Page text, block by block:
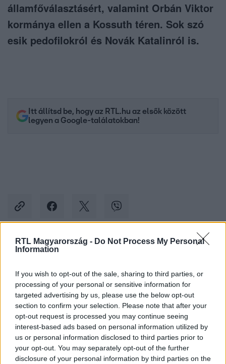
RTL Magyarország - Do Not Process My Personal
Information
If you wish to opt-out of the sale, sharing to third parties, or
processing of your personal or sensitive information for
targeted advertising by us, please use the below opt-out
section to confirm your selection. Please note that after your
opt-out request is processed you may continue seeing
interest-based ads based on personal information utilized by
us or personal information disclosed to third parties prior to
your opt-out. You may separately opt-out of the further
disclosure of your personal information by third parties on the
államfőválasztásért, valamint Orbán Viktor
kormánya ellen a Kossuth téren. Sok szó
esik pedofilokról és Novák Katalinról is.
Itt állítsd be, hogy az RTL.hu az elsők között
legyen a Google-találatokban!
Kövess minket, és értesülj a friss hírekről a
Követem
#BELFÖLD #ORBÁN VIKTOR #PEDOFIL